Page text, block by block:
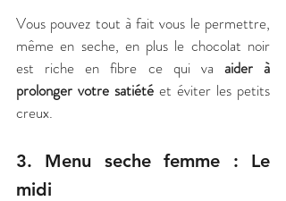
Vous pouvez tout à fait vous le permettre,
même en seche, en plus le chocolat noir
est riche en fibre ce qui va aider à
prolonger votre satiété et éviter les petits
creux.
3. Menu seche femme : Le
midi